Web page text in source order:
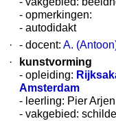
- opmerkingen:
- autodidakt
·
- docent: A.
·
kunstvorming
- opleiding:
Amsterdam
- leerling: Pier
- vakgebied: